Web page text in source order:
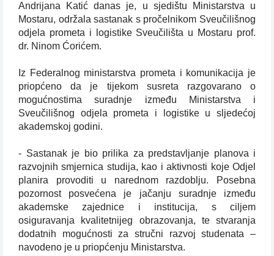
Andrijana Katić danas je, u sjedištu Ministarstva u
Mostaru, održala sastanak s pročelnikom Sveučilišnog
odjela prometa i logistike Sveučilišta u Mostaru prof.
dr. Ninom Ćorićem.
Iz Federalnog ministarstva prometa i komunikacija je
priopćeno da je tijekom susreta razgovarano o
mogućnostima suradnje između Ministarstva i
Sveučilišnog odjela prometa i logistike u sljedećoj
akademskoj godini.
- Sastanak je bio prilika za predstavljanje planova i
razvojnih smjernica studija, kao i aktivnosti koje Odjel
planira provoditi u narednom razdoblju. Posebna
pozornost posvećena je jačanju suradnje između
akademske zajednice i institucija, s ciljem
osiguravanja kvalitetnijeg obrazovanja, te stvaranja
dodatnih mogućnosti za stručni razvoj studenata –
navodeno je u priopćenju Ministarstva.